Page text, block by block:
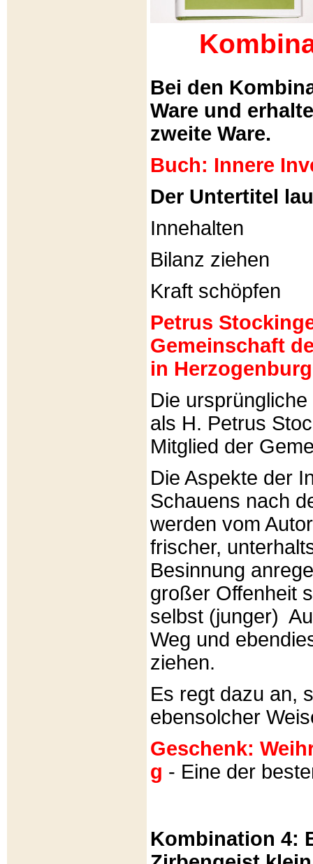
Bei den
Ware und
zweite Ware.
Buch: Innere
Der Untertitel
Innehalten
Bilanz ziehen
Kraft schöpfen
Petrus
Gemeinschaft
in
Die
als H. Petrus
Mitglied der
Die Aspekte der
Schauens nach
werden vom
frischer,
Besinnung
großer Offenheit
selbst (junger)
Weg und
ziehen.
Es regt dazu an,
ebensolcher
Geschenk:
g - Eine der
Kombination 4: